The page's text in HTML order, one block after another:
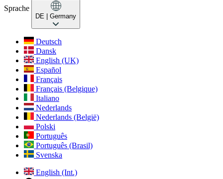
Sprache
DE | Germany
Deutsch
Dansk
English (UK)
Español
Français
Français (Belgique)
Italiano
Nederlands
Nederlands (België)
Polski
Português
Português (Brasil)
Svenska
English (Int.)